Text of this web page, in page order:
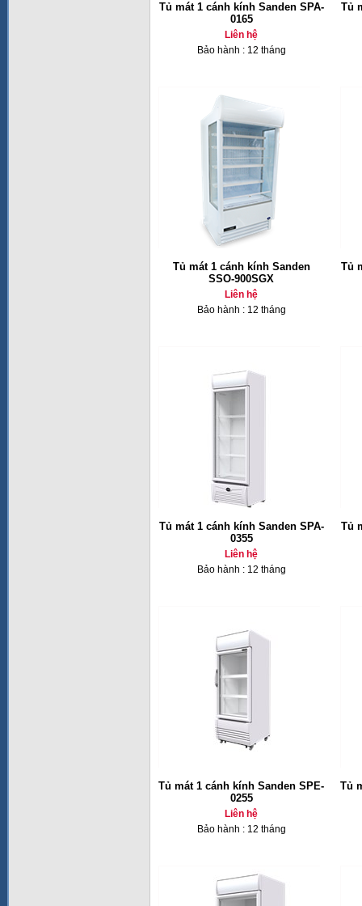
Tủ mát 1 cánh kính Sanden SPA-
0165
Liên hệ
Bảo hành : 12 tháng
Tủ
Tủ mát 1 cánh kính Sanden
SSO-900SGX
Liên hệ
Bảo hành : 12 tháng
Tủ
Tủ mát 1 cánh kính Sanden SPA-
0355
Liên hệ
Bảo hành : 12 tháng
Tủ
Tủ mát 1 cánh kính Sanden SPE-
0255
Liên hệ
Bảo hành : 12 tháng
Tủ